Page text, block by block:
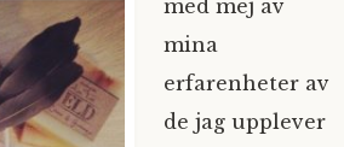
med mej av
mina
erfarenheter av
de jag upplever